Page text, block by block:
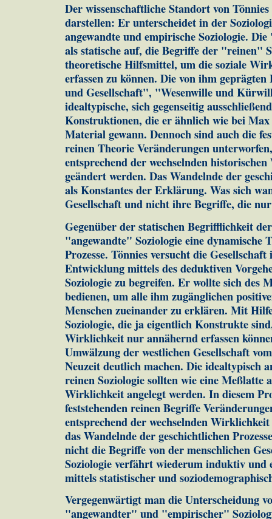
Der wissenschaftliche Standort von
darstellen: Er unterscheidet in der
angewandte und empirische Soziologie.
als statische auf, die Begriffe der "reinen"
theoretische Hilfsmittel, um die soziale
erfassen zu können. Die von ihm
und Gesellschaft", "Wesenwille und
idealtypische, sich gegenseitig
Konstruktionen, die er ähnlich wie bei
Material gewann. Dennoch sind auch die
reinen Theorie Veränderungen
entsprechend der wechselnden
geändert werden. Das Wandelnde der
als Konstantes der Erklärung. Was sich
Gesellschaft und nicht ihre Begriffe, die
Gegenüber der statischen Begrifflichkeit
"angewandte" Soziologie eine dynamische
Prozesse. Tönnies versucht die
Entwicklung mittels des deduktiven
Soziologie zu begreifen. Er wollte sich des
bedienen, um alle ihm zugänglichen
Menschen zueinander zu erklären. Mit
Soziologie, die ja eigentlich Konstrukte
Wirklichkeit nur annähernd erfassen
Umwälzung der westlichen Gesellschaft
Neuzeit deutlich machen. Die idealtypisch
reinen Soziologie sollten wie eine Meßlatte
Wirklichkeit angelegt werden. In diesem
feststehenden reinen Begriffe
entsprechend der wechselnden
das Wandelnde der geschichtlichen
nicht die Begriffe von der menschlichen
Soziologie verfährt wiederum induktiv und
mittels statistischer und
Vergegenwärtigt man die Unterscheidung
"angewandter" und "empirischer"